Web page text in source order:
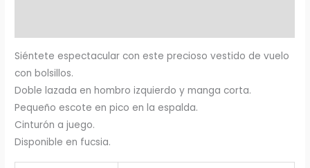
Siéntete espectacular con este precioso vestido de vuelo
con bolsillos.
Doble lazada en hombro izquierdo y manga corta.
Pequeño escote en pico en la espalda.
Cinturón a juego.
Disponible en fucsia.